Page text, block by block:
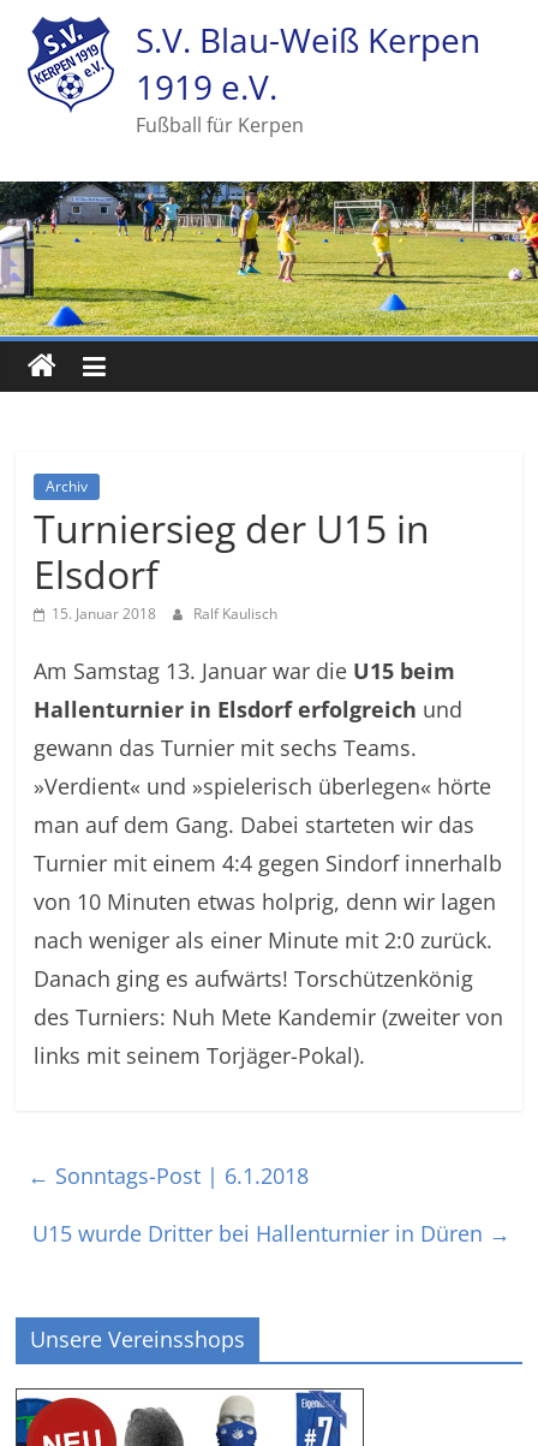
S.V. Blau-Weiß Kerpen
1919 e.V.
Fußball für Kerpen
Archiv
Turniersieg der U15 in
Elsdorf
15. Januar 2018 Ralf Kaulisch
Am Samstag 13. Januar war die U15 beim
Hallenturnier in Elsdorf erfolgreich und
gewann das Turnier mit sechs Teams.
»Verdient« und »spielerisch überlegen« hörte
man auf dem Gang. Dabei starteten wir das
Turnier mit einem 4:4 gegen Sindorf innerhalb
von 10 Minuten etwas holprig, denn wir lagen
nach weniger als einer Minute mit 2:0 zurück.
Danach ging es aufwärts! Torschützenkönig
des Turniers: Nuh Mete Kandemir (zweiter von
links mit seinem Torjäger-Pokal).
← Sonntags-Post | 6.1.2018
U15 wurde Dritter bei Hallenturnier in Düren →
Unsere Vereinsshops